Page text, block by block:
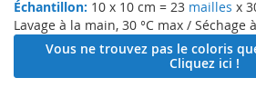
Échantillon: 10 x 10 cm = 23 mailles x
Lavage à la main, 30 °C max / Séchage
Vous ne trouvez pas le coloris
Cliquez ici !